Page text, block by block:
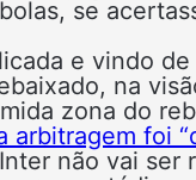
se
e vindo
na
zona do
arbitragem foi
não vai